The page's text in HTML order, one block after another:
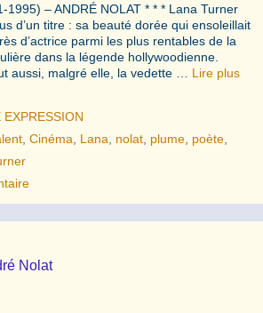
1995) – ANDRÉ NOLAT * * * Lana Turner
d’un titre : sa beauté dorée qui ensoleillait
d’actrice parmi les plus rentables de la
dans la légende hollywoodienne.
aussi, malgré elle, la vedette … Lire plus
EXPRESSION
,Cinéma Lana nolat plume poète
Nolat